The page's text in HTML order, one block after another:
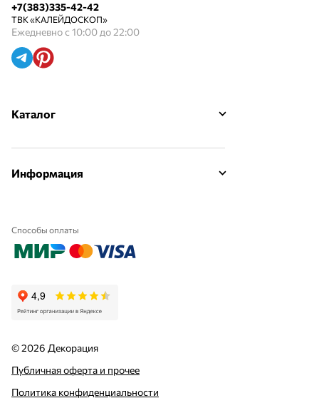
+7(383)335-42-42
ТВК «КАЛЕЙДОСКОП»
Ежедневно с 10:00 до 22:00
Каталог
Информация
Способы оплаты
© 2026 Декорация
Публичная оферта и прочее
Политика конфиденциальности